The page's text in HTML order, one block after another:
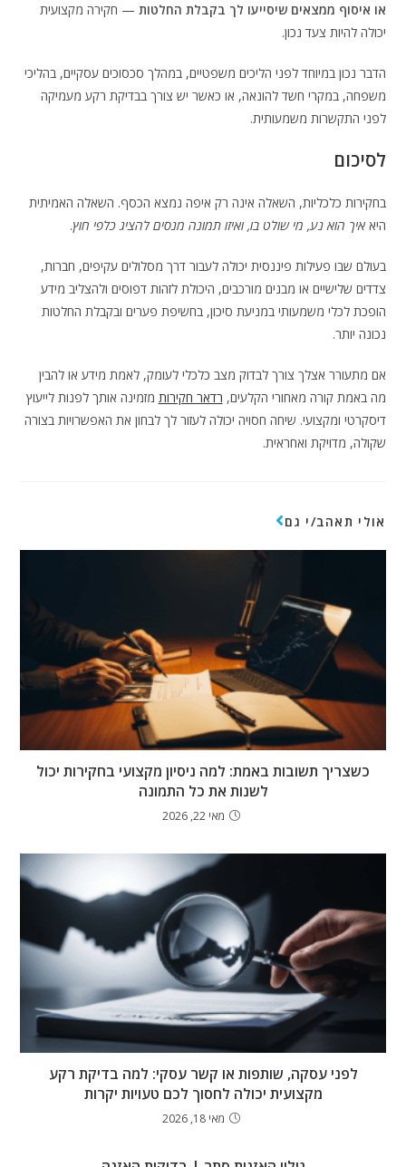
או איסוף ממצאים שיסייעו לך בקבלת החלטות — חקירה מקצועית
יכולה להיות צעד נכון.
הדבר נכון במיוחד לפני הליכים משפטיים, במהלך סכסוכים עסקיים, בהליכי
משפחה, במקרי חשד להונאה, או כאשר יש צורך בבדיקת רקע מעמיקה
לפני התקשרות משמעותית.
לסיכום
בחקירות כלכליות, השאלה אינה רק איפה נמצא הכסף. השאלה האמיתית
היאאיך הוא נע, מי שולט בו, ואיזו תמונה מנסים להציג כלפי חוץ.
בעולם שבו פעילות פיננסית יכולה לעבור דרך מסלולים עקיפים, חברות,
צדדים שלישיים או מבנים מורכבים, היכולת לזהות דפוסים ולהצליב מידע
הופכת לכלי משמעותי במניעת סיכון, בחשיפת פערים ובקבלת החלטות
נכונה יותר.
אם מתעורר אצלך צורך לבדוק מצב כלכלי לעומק, לאמת מידע או להבין
מה באמת קורה מאחורי הקלעים, רדאר חקירות מזמינה אותך לפנות לייעוץ
דיסקרטי ומקצועי. שיחה חסויה יכולה לעזור לך לבחון את האפשרויות בצורה
שקולה, מדויקת ואחראית.
אולי תאהב/י גם
כשצריך תשובות באמת: למה ניסיון מקצועי בחקירות יכול
לשנות את כל התמונה
מאי 22, 2026
לפני עסקה, שותפות או קשר עסקי: למה בדיקת רקע
מקצועית יכולה לחסוך לכם טעויות יקרות
מאי 18, 2026